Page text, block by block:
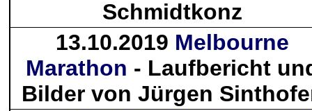
Schmidtkonz
13.10.2019 Melbourne
Marathon - Laufbericht
Bilder von Jürgen